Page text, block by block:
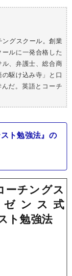
グスクール。創業
ルに一発合格した
、弁護士、総合商
駆け込み寺」と口
だ。英語とコーチ
ト勉強法』の
ーチングス
ンス式
ト勉強法